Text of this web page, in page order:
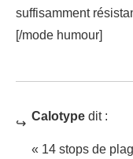
suffisamment
[/mode humour]
Calotype dit :
« 14 stops de